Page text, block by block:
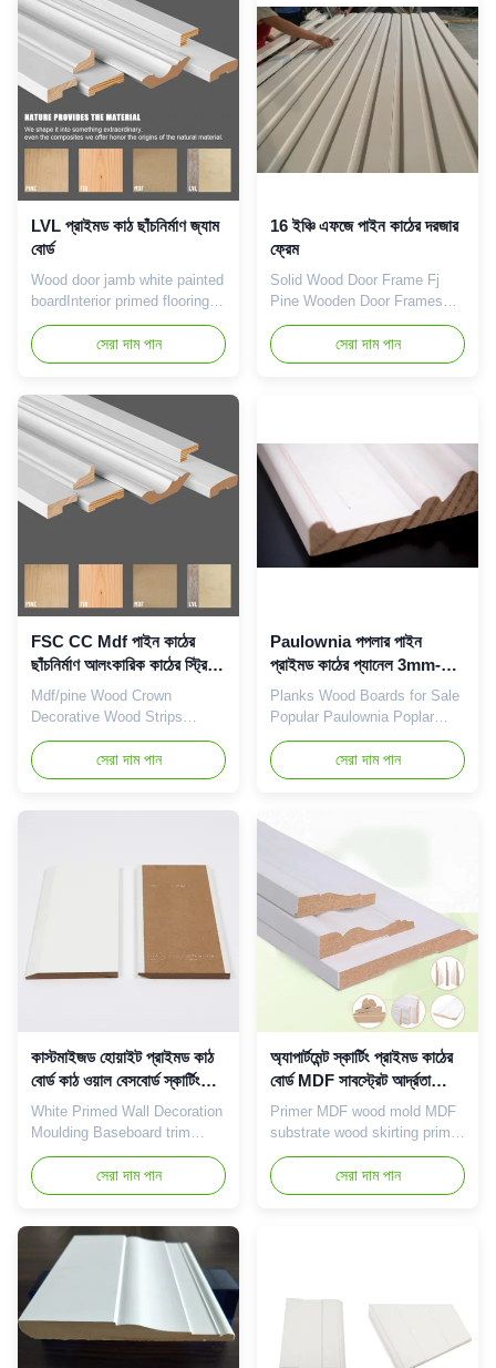
board is pre coated with white
primer to give it a pure white
appearance, which can add a
bright and refreshing ...
the half splash white primer
board for skirting adopts a half
splash design, with a certain
degree of small particle ...
LVL প্রাইমড কাঠ ছাঁচনির্মাণ জ্যাম
বোর্ড
Wood door jamb white painted
boardInterior primed flooring
wood Jamb board architrave
wood casing Product
Introduction Product
material: The wooden door
frame primer board is made of
natural wood, usually using
high-quality hardwood such as
oak, walnut, or cherry wood.
This ...
সেরা দাম পান
16 ইঞ্চি এফজে পাইন কাঠের দরজার
ফ্রেম
Solid Wood Door Frame Fj
Pine Wooden Door Frames
Primed Wood Boards Product
Introduction Product
Introduction: Suitable for door
door frames, with specific
dimensions and shapes that
match the size of the door ...
সেরা দাম পান
FSC CC Mdf পাইন কাঠের
ছাঁচনির্মাণ আলংকারিক কাঠের স্ট্রিপস
আসবাবপত্রের জন্য
Mdf/pine Wood Crown
Decorative Wood Strips
Custom White Primed Mdf
Board Basing Moulding
Baseboard Product
board has been pre coated
with white primer, which can
be directly painted or
decorated during construction,
সেরা দাম পান
Paulownia পপলার পাইন
প্রাইমড কাঠের প্যানেল 3mm-
55mm পরিবেশ বান্ধব
Planks Wood Boards for Sale
Popular Paulownia Poplar
Pine Wood Time Lead
Packing Parts Environmental
Color Material Product
choices: Paulownia, poplar,
and pine are common types of
wood that have their own
characteristics in color,
texture, and ...
সেরা দাম পান
কাস্টমাইজড হোয়াইট প্রাইমড কাঠ
বোর্ড কাঠ ওয়াল বেসবোর্ড স্কার্টিং
ছাঁচনির্মাণ
White Primed Wall Decoration
Moulding Baseboard trim
wood Skirting Board Molding
Product Introduction Product
Introduction: Wooden
board of the wooden skirting
is made of natural wood such
as solid wood or multi-layer
board, retaining the texture
and texture of the wood, ...
সেরা দাম পান
অ্যাপার্টমেন্ট স্কার্টিং প্রাইমড কাঠের
বোর্ড MDF সাবস্ট্রেট আর্দ্রতা
প্রমাণ
Primer MDF wood mold MDF
substrate wood skirting primer
board Product Introduction
Product Introduction: Solid
wood material: The white
original texture and color of
the wood, giving a ...
সেরা দাম পান